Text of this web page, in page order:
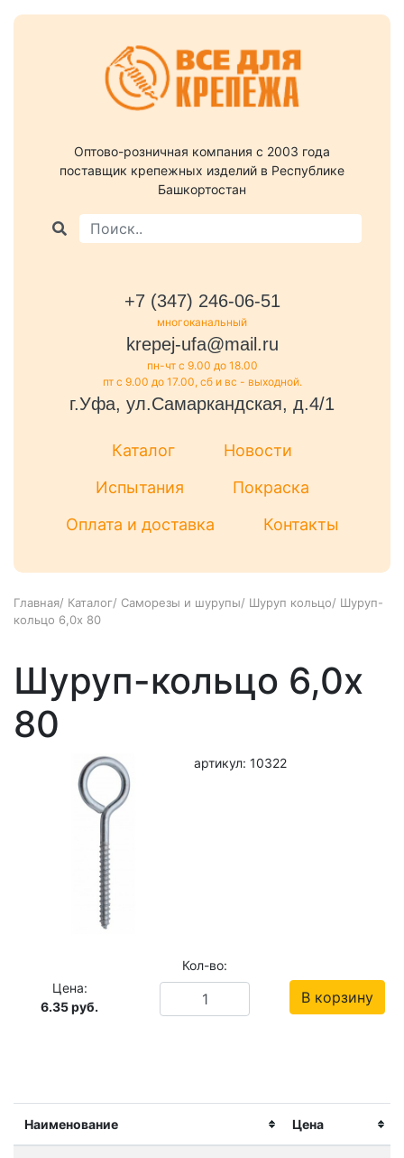
Оптово-розничная компания c 2003 года
поставщик крепежных изделий в Республике
Башкортостан
+7 (347) 246-06-51
многоканальный
krepej-ufa@mail.ru
пн-чт с 9.00 до 18.00
пт с 9.00 до 17.00, сб и вс - выходной.
г.Уфа, ул.Самаркандская, д.4/1
Каталог
Новости
Испытания
Покраска
Оплата и доставка
Контакты
Главная/ Каталог/ Саморезы и шурупы/ Шуруп кольцо/ Шуруп-
кольцо 6,0х 80
Наименование Цена
Шуруп-кольцо 6,0х
80
артикул: 10322
Цена:
6.35руб.
Кол-во:
В корзину